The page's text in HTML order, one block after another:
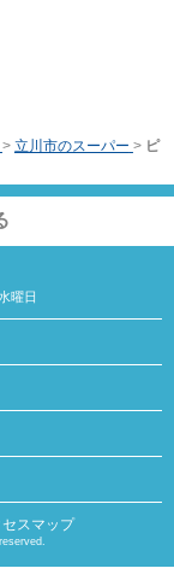
> 立川市のスーパー > ピ
曜日
セスマップ